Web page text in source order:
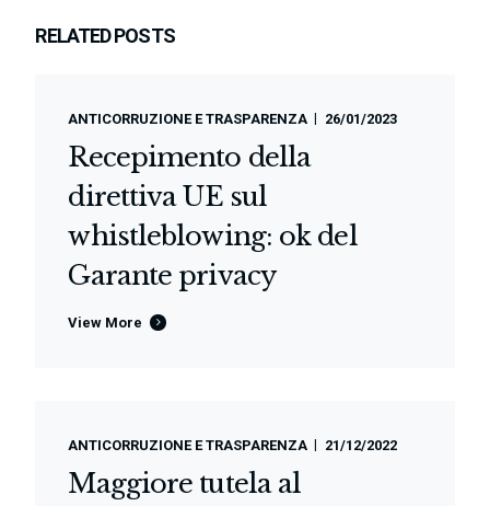
RELATED POSTS
ANTICORRUZIONE E TRASPARENZA 26/01/2023
Recepimento della
direttiva UE sul
whistleblowing: ok del
Garante privacy
View More
ANTICORRUZIONE E TRASPARENZA 21/12/2022
Maggiore tutela al